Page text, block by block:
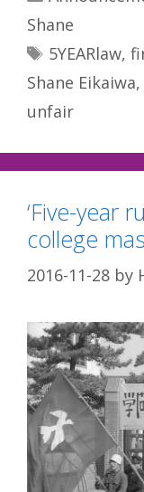
Shane
Tags
5YEARlaw,
Shane Eikaiwa,
unfair
‘Five-year
college
2016-11-28 by